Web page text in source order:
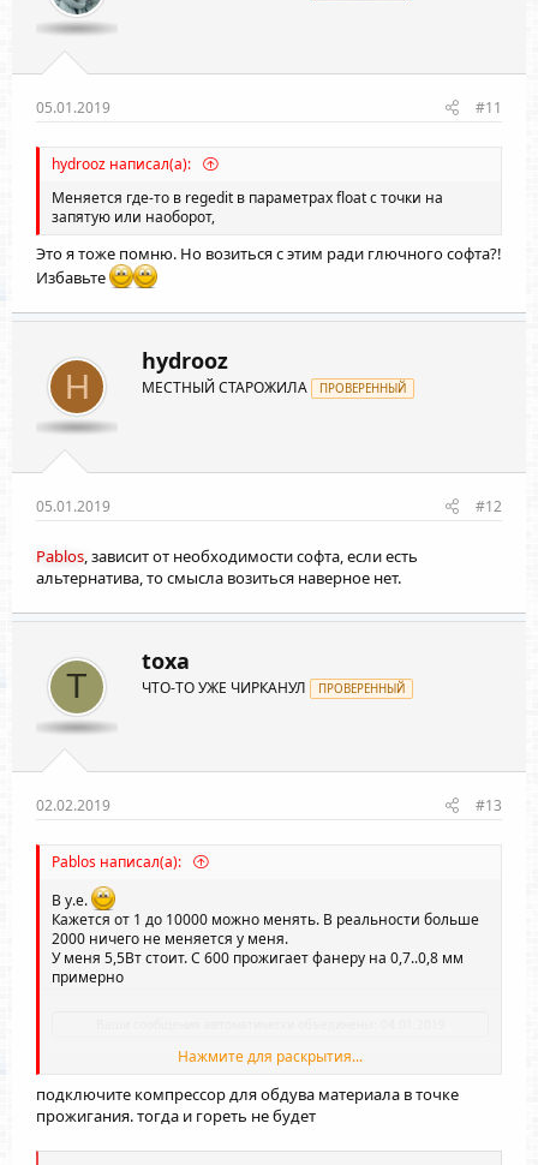
05.01.2019 #11
hydrooz написал(а):
Меняется где-то в regedit в параметрах float с точки на
запятую или наоборот,
Это я тоже помню. Но возиться с этим ради глючного софта?!
Избавьте
H
hydrooz
МЕСТНЫЙ СТАРОЖИЛА ПРОВЕРЕННЫЙ
05.01.2019 #12
Pablos , зависит от необходимости софта, если есть
альтернатива, то смысла возиться наверное нет.
T
toxa
ЧТО-ТО УЖЕ ЧИРКАНУЛ ПРОВЕРЕННЫЙ
02.02.2019 #13
Pablos написал(а):
В у.е.
Кажется от 1 до 10000 можно менять. В реальности больше
2000 ничего не меняется у меня.
У меня 5,5Вт стоит. С 600 прожигает фанеру на 0,7..0,8 мм
примерно
Если ставлю 1000, то сразу пожар
Нажмите для раскрытия...
подключите компрессор для обдува материала в точке
прожигания. тогда и гореть не будет